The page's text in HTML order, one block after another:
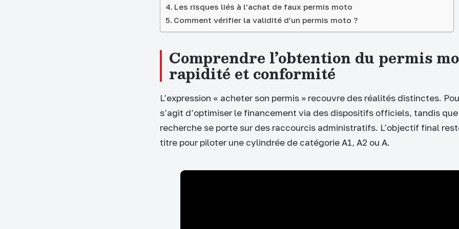
Les risques liés à l’achat de faux permis moto
Comment vérifier la validité d’un permis moto ?
Comprendre l’obtention du permis
rapidité et conformité
L’expression « acheter son permis » recouvre des réalités distinctes.
s’agit d’optimiser le financement via des dispositifs officiels, tandis que
recherche se porte sur des raccourcis administratifs. L’objectif final
titre pour piloter une cylindrée de catégorie A1, A2 ou A.